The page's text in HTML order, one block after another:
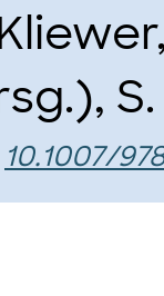
10.1007/